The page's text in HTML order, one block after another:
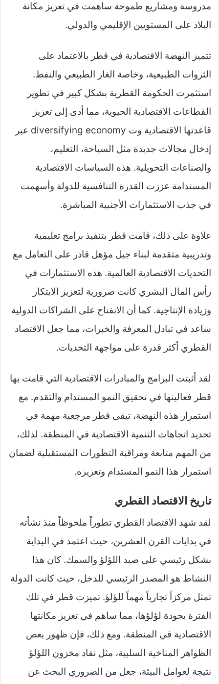
مدروسة ومشاريع طموحة ساهمت في تعزيز مكانة
البلاد على المستويين الإقليمي والدولي.
تتميز النهضة الاقتصادية في قطر بالاعتماد على
الثروات الطبيعية، وخاصة الغاز الطبيعي والنفط.
استثمرت الحكومة القطرية بشكل كبير في تطوير
القطاعات الاقتصادية الحيوية، مما أدى إلى تعزيز
قاعدتها الاقتصادية وت diversifying economy عبر
إدخال مجالات جديدة مثل السياحة، التعليم،
والصناعات التحويلية. هذه السياسات الاقتصادية
المستدامة عززت القدرة التنافسية للدولة وأسهمت
في جذب الاستثمارات الأجنبية المباشرة.
علاوة على ذلك، قامت قطر بتنفيذ برامج تعليمية
وتدريبية متقدمة لبناء جيل مؤهل قادر على التعامل مع
التحديات الاقتصادية العالمية. هذه الاستثمارات في
رأس المال البشري كانت ضرورية لتعزيز الابتكار
وزيادة الإنتاجية. كما أن الانفتاح على الشراكات الدولية
ساعد في تبادل المعرفة والخبرات، مما جعل الاقتصاد
القطري أكثر قدرة على مواجهة التحديات.
لقد أثبتت البرامج والمبادرات الاقتصادية التي قامت بها
قطر فعاليتها في تحقيق النمو المستدام والتقدم. مع
استمرار هذه النهضة، تبقى قطر مرجعية مهمة في
تحديد اتجاهات التنمية الاقتصادية في المنطقة. لذلك،
من المهم متابعة ومراقبة التطورات المستقبلية لضمان
استمرار هذا النمو المستدام وتعزيزه.
تاريخ الاقتصاد القطري
لقد شهد الاقتصاد القطري تطوراً ملحوظاً منذ نشأته
في بدايات القرن العشرين، حيث اعتمد في البداية
بشكل رئيسي على صيد اللؤلؤ والسمك. كان هذا
النشاط هو المصدر الرئيسي للدخل، حيث كانت الدولة
تمثل مركزاً تجارياً مهماً للؤلؤ. تميزت قطر في تلك
الفترة بجودة لؤلؤها، مما ساهم في تعزيز مكانتها
الاقتصادية في المنطقة. ومع ذلك، فإن ظهور بعض
الظواهر المناخية السلبية، مثل نفاد مخزون اللؤلؤ
نتيجة لعوامل البيئة، جعل من الضروري البحث عن